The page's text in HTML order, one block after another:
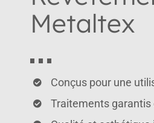
Metaltex
Conçus pour une
Traitements garantis